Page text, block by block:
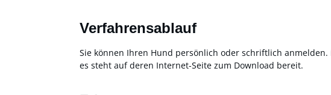
Verfahrensablauf
Sie können Ihren Hund persönlich oder schriftlich anmelden.
es steht auf deren Internet-Seite zum Download bereit.